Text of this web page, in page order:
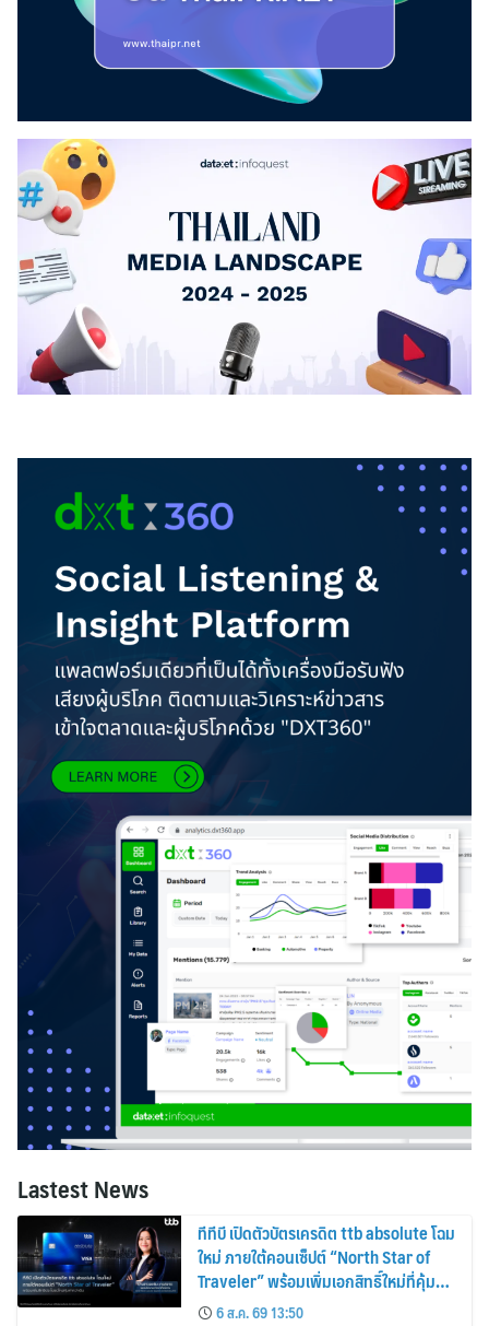
Lastest News
ทีทีบี เปิดตัวบัตรเครดิต ttb absolute โฉม
ใหม่ ภายใต้คอนเซ็ปต์ “North Star of
Traveler” พร้อมเพิ่มเอกสิทธิ์ใหม่ที่คุ้มค่า
กว่าเดิม
6 ส.ค. 69 13:50